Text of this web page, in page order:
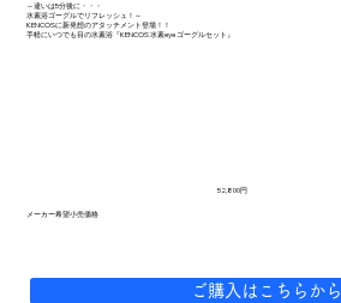
～違いは5分後に・・・
水素浴ゴーグルでリフレッシュ！～
KENCOSに新発想のアタッチメント登場！！
手軽にいつでも目の水素浴『KENCOS 水素eye ゴーグルセット』
52,800円
メーカー希望小売価格
ご購入はこちらから